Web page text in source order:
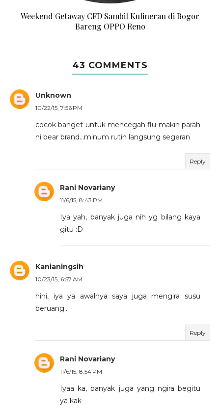
Weekend Getaway CFD Sambil Kulineran di Bogor
Bareng OPPO Reno
43 COMMENTS
Unknown
10/22/15, 7:56 PM
cocok banget untuk mencegah flu makin parah
ni bear brand...minum rutin langsung segeran
Reply
Rani Novariany
11/6/15, 8:43 PM
Iya yah, banyak juga nih yg bilang kaya
gitu :D
Kanianingsih
10/23/15, 6:57 AM
hihi, iya ya awalnya saya juga mengira susu
beruang...
Reply
Rani Novariany
11/6/15, 8:54 PM
Iyaa ka, banyak juga yang ngira begitu
ya kak